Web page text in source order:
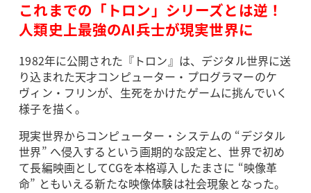
これまでの「トロン」シリーズとは逆！
人類史上最強のAI兵士が現実世界に
1982年に公開された『トロン』は、デジタル世界に送
り込まれた天才コンピューター・プログラマーのケ
ヴィン・フリンが、生死をかけたゲームに挑んでいく
様子を描く。
現実世界からコンピューター・システムの “デジタル
世界” へ侵入するという画期的な設定と、世界で初め
て長編映画としてCGを本格導入したまさに “映像革
命” ともいえる新たな映像体験は社会現象となった。